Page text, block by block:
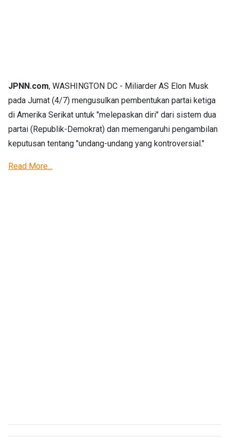
JPNN.com, WASHINGTON DC - Miliarder AS Elon Musk
pada Jumat (4/7) mengusulkan pembentukan partai ketiga
di Amerika Serikat untuk "melepaskan diri" dari sistem dua
partai (Republik-Demokrat) dan memengaruhi pengambilan
keputusan tentang "undang-undang yang kontroversial."
Read More...